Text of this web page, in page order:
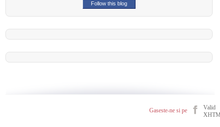
Follow this blog
Gaseste-ne si pe
Valid